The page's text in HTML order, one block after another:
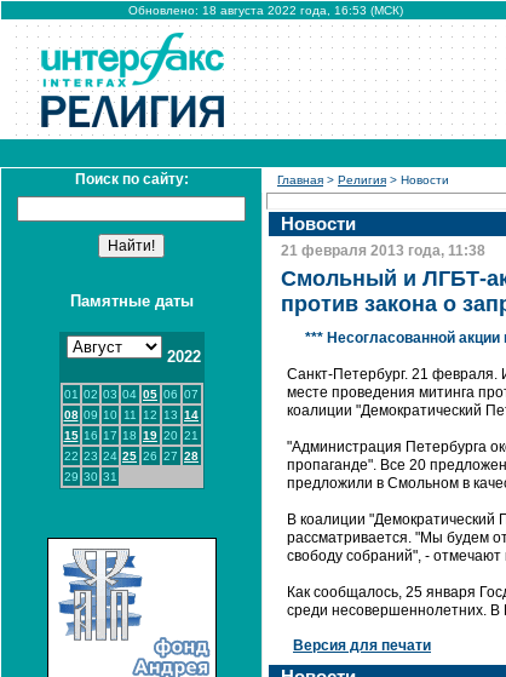
Обновлено: 18 августа 2022 года, 16:53 (МСК)
Поиск по сайту:
Памятные даты
2022
01 02 03 04 05 06 07
08 09 10 11 12 13 14
15 16 17 18 19 20 21
22 23 24 25 26 27 28
29 30 31
Главная > Религия > Новости
Новости
21 февраля 2013 года, 11:38
Смольный и ЛГБТ-
против закона о
*** Несогласованной
Санкт-Петербург. 21
месте проведения митинга
коалиции "Демократический
"Администрация Петербурга
пропаганде". Все 20
предложили в Смольном в
В коалиции "Демократический
рассматривается. "Мы будем
свободу собраний", - отмечают
Как сообщалось, 25 января
среди несовершеннолетних. В
Версия для печати